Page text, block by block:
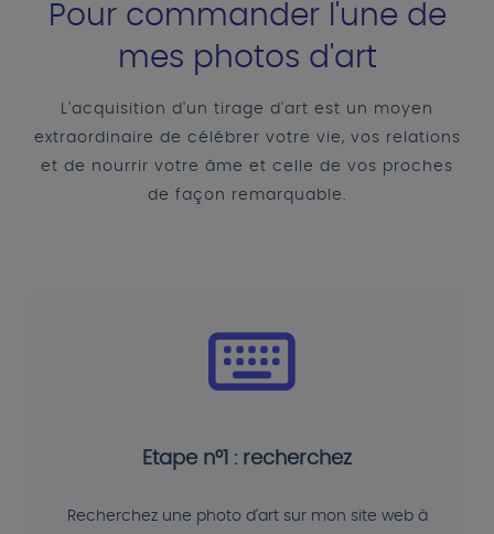
Pour commander l'une de
mes photos d'art
L'acquisition d'un tirage d'art est un moyen
extraordinaire de célébrer votre vie, vos relations
et de nourrir votre âme et celle de vos proches
de façon remarquable.
Etape n°1 : recherchez
Recherchez une photo d'art sur mon site web à